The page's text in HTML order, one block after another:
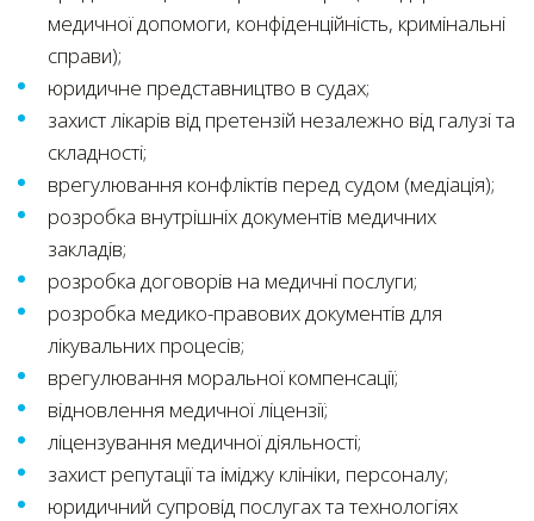
медичної допомоги, конфіденційність, кримінальні
справи);
юридичне представництво в судах;
захист лікарів від претензій незалежно від галузі та
складності;
врегулювання конфліктів перед судом (медіація);
розробка внутрішніх документів медичних
закладів;
розробка договорів на медичні послуги;
розробка медико-правових документів для
лікувальних процесів;
врегулювання моральної компенсації;
відновлення медичної ліцензії;
ліцензування медичної діяльності;
захист репутації та іміджу клініки, персоналу;
юридичний супровід послугах та технологіях